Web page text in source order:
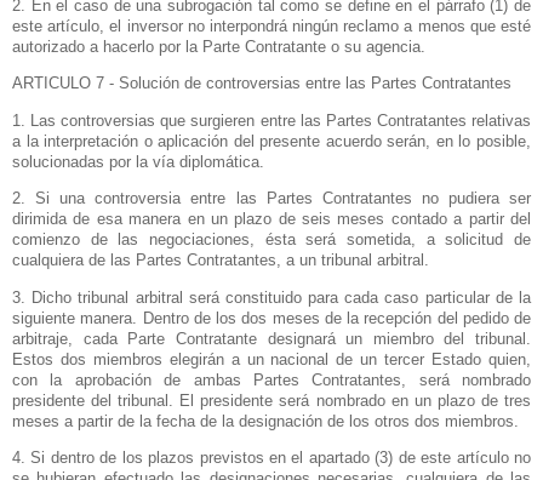
2. En el caso de una subrogación tal como se define en el párrafo (1) de
este artículo, el inversor no interpondrá ningún reclamo a menos que esté
autorizado a hacerlo por la Parte Contratante o su agencia.
ARTICULO 7 - Solución de controversias entre las Partes Contratantes
1. Las controversias que surgieren entre las Partes Contratantes relativas
a la interpretación o aplicación del presente acuerdo serán, en lo posible,
solucionadas por la vía diplomática.
2. Si una controversia entre las Partes Contratantes no pudiera ser
dirimida de esa manera en un plazo de seis meses contado a partir del
comienzo de las negociaciones, ésta será sometida, a solicitud de
cualquiera de las Partes Contratantes, a un tribunal arbitral.
3. Dicho tribunal arbitral será constituido para cada caso particular de la
siguiente manera. Dentro de los dos meses de la recepción del pedido de
arbitraje, cada Parte Contratante designará un miembro del tribunal.
Estos dos miembros elegirán a un nacional de un tercer Estado quien,
con la aprobación de ambas Partes Contratantes, será nombrado
presidente del tribunal. El presidente será nombrado en un plazo de tres
meses a partir de la fecha de la designación de los otros dos miembros.
4. Si dentro de los plazos previstos en el apartado (3) de este artículo no